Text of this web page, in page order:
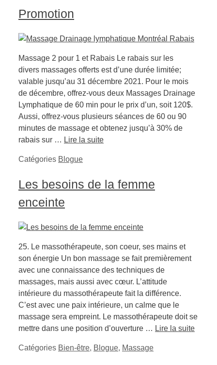
Promotion
Massage 2 pour 1 et Rabais Le rabais sur les
divers massages offerts est d’une durée limitée;
valable jusqu’au 31 décembre 2021. Pour le mois
de décembre, offrez-vous deux Massages Drainage
Lymphatique de 60 min pour le prix d’un, soit 120$.
Aussi, offrez-vous plusieurs séances de 60 ou 90
minutes de massage et obtenez jusqu’à 30% de
rabais sur … Lire la suite
Catégories Blogue
Les besoins de la femme
enceinte
25. Le massothérapeute, son coeur, ses mains et
son énergie Un bon massage se fait premièrement
avec une connaissance des techniques de
massages, mais aussi avec cœur. L’attitude
intérieure du massothérapeute fait la différence.
C’est avec une paix intérieure, un calme que le
massage sera empreint. Le massothérapeute doit se
mettre dans une position d’ouverture … Lire la suite
Catégories Bien-être, Blogue, Massage